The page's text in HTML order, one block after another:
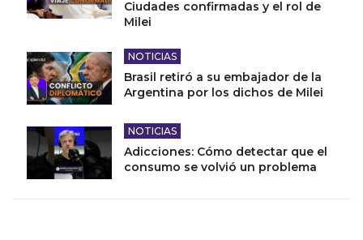
Ciudades confirmadas y el rol de
Milei
NOTICIAS
Brasil retiró a su embajador de la
Argentina por los dichos de Milei
NOTICIAS
Adicciones: Cómo detectar que el
consumo se volvió un problema